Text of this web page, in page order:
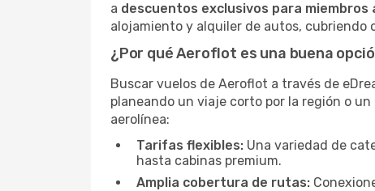
a descuentos exclusivos para miembros
alojamiento y alquiler de autos, cubriendo
¿Por qué Aeroflot es una buena
Buscar vuelos de Aeroflot a través de
planeando un viaje corto por la región o
aerolínea:
Tarifas flexibles: Una variedad de
hasta cabinas premium.
Amplia cobertura de rutas: